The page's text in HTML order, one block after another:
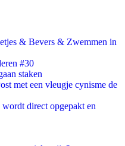
& Bevers & Zwemmen in
#30
staken
met een vleugje cynisme de
direct opgepakt en